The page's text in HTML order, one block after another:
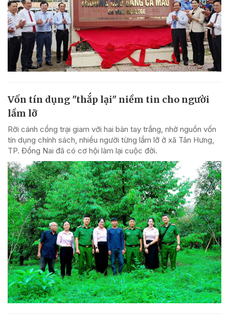
Vốn tín dụng "thắp lại" niềm tin cho người
lầm lỡ
Rời cánh cổng trại giam với hai bàn tay trắng, nhờ nguồn vốn
tín dụng chính sách, nhiều người từng lầm lỡ ở xã Tân Hưng,
TP. Đồng Nai đã có cơ hội làm lại cuộc đời.